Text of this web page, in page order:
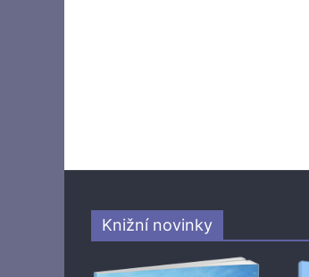
Knižní novinky